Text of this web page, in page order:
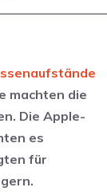
machten die
Die Apple-
es
für